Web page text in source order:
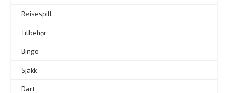
Reisespill
Tilbehør
Bingo
Sjakk
Dart